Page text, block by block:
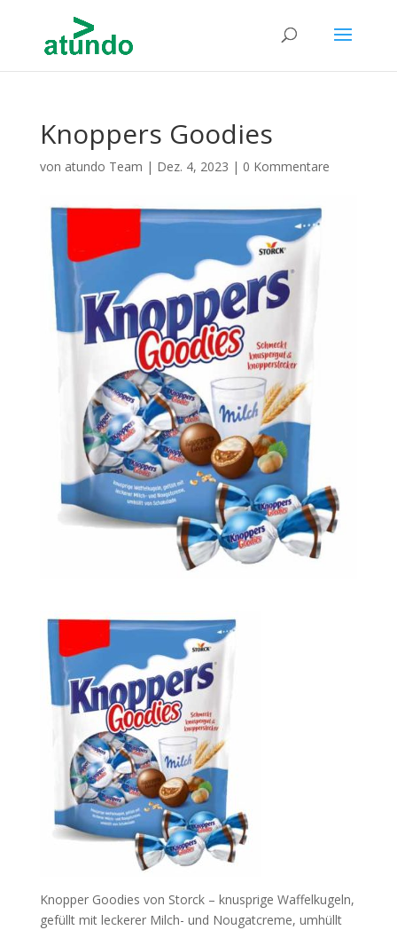
Knoppers Goodies
von atundo Team | Dez. 4, 2023 | 0 Kommentare
Knopper Goodies von Storck – knusprige Waffelkugeln,
gefüllt mit leckerer Milch- und Nougatcreme, umhüllt